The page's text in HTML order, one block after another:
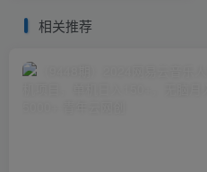
相关推荐